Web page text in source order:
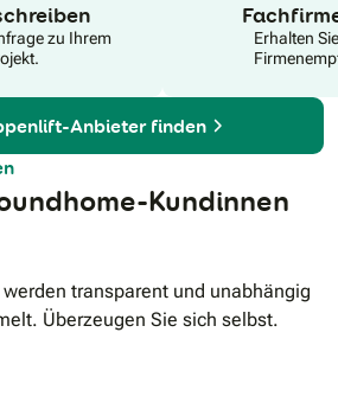
zu Ihrem
Erhalten
Anbieter finden
Kundinnen
transparent und unabhängig
Überzeugen Sie sich selbst.